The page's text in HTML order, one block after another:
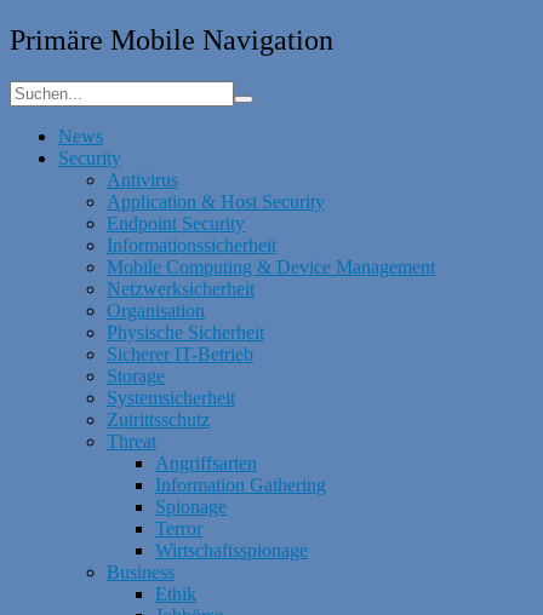
Primäre Mobile Navigation
News
Security
Antivirus
Application & Host Security
Endpoint Security
Informationssicherheit
Mobile Computing & Device Management
Netzwerksicherheit
Organisation
Physische Sicherheit
Sicherer IT-Betrieb
Storage
Systemsicherheit
Zutrittsschutz
Threat
Angriffsarten
Information Gathering
Spionage
Terror
Wirtschaftsspionage
Business
Ethik